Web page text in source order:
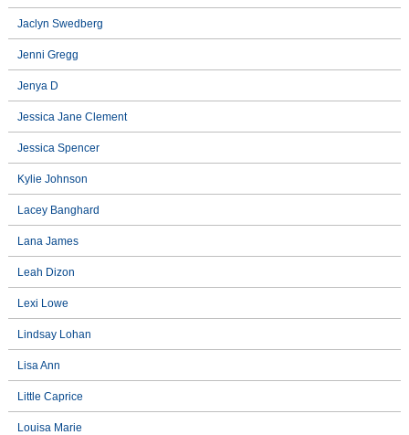
Jaclyn Swedberg
Jenni Gregg
Jenya D
Jessica Jane Clement
Jessica Spencer
Kylie Johnson
Lacey Banghard
Lana James
Leah Dizon
Lexi Lowe
Lindsay Lohan
Lisa Ann
Little Caprice
Louisa Marie